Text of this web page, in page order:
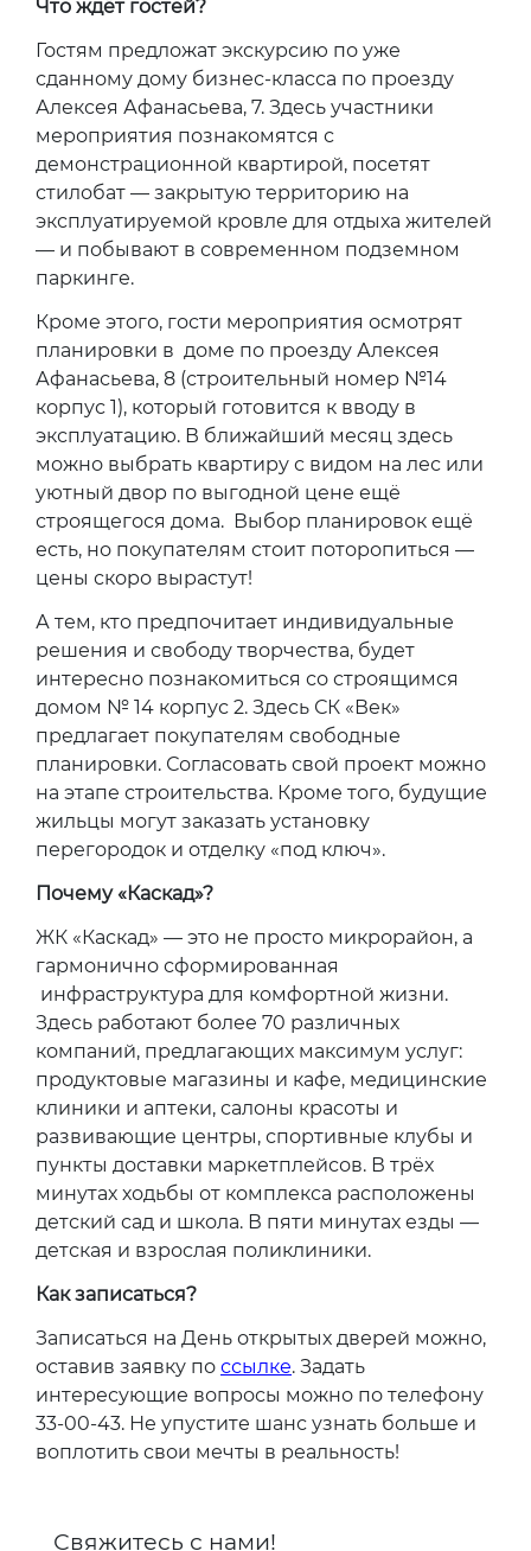
Что ждёт гостей?
Гостям предложат экскурсию по уже
сданному дому бизнес-класса по проезду
Алексея Афанасьева, 7. Здесь участники
мероприятия познакомятся с
демонстрационной квартирой, посетят
стилобат — закрытую территорию на
эксплуатируемой кровле для отдыха жителей
— и побывают в современном подземном
паркинге.
Кроме этого, гости мероприятия осмотрят
планировки в доме по проезду Алексея
Афанасьева, 8 (строительный номер №14
корпус 1), который готовится к вводу в
эксплуатацию. В ближайший месяц здесь
можно выбрать квартиру с видом на лес или
уютный двор по выгодной цене ещё
строящегося дома. Выбор планировок ещё
есть, но покупателям стоит поторопиться —
цены скоро вырастут!
А тем, кто предпочитает индивидуальные
решения и свободу творчества, будет
интересно познакомиться со строящимся
домом № 14 корпус 2. Здесь СК «Век»
предлагает покупателям свободные
планировки. Согласовать свой проект можно
на этапе строительства. Кроме того, будущие
жильцы могут заказать установку
перегородок и отделку «под ключ».
Почему «Каскад»?
ЖК «Каскад» — это не просто микрорайон, а
гармонично сформированная
инфраструктура для комфортной жизни.
Здесь работают более 70 различных
компаний, предлагающих максимум услуг:
продуктовые магазины и кафе, медицинские
клиники и аптеки, салоны красоты и
развивающие центры, спортивные клубы и
пункты доставки маркетплейсов. В трёх
минутах ходьбы от комплекса расположены
детский сад и школа. В пяти минутах езды —
детская и взрослая поликлиники.
Как записаться?
Записаться на День открытых дверей можно,
оставив заявку по ссылке. Задать
интересующие вопросы можно по телефону
33-00-43. Не упустите шанс узнать больше и
воплотить свои мечты в реальность!
Свяжитесь с нами!